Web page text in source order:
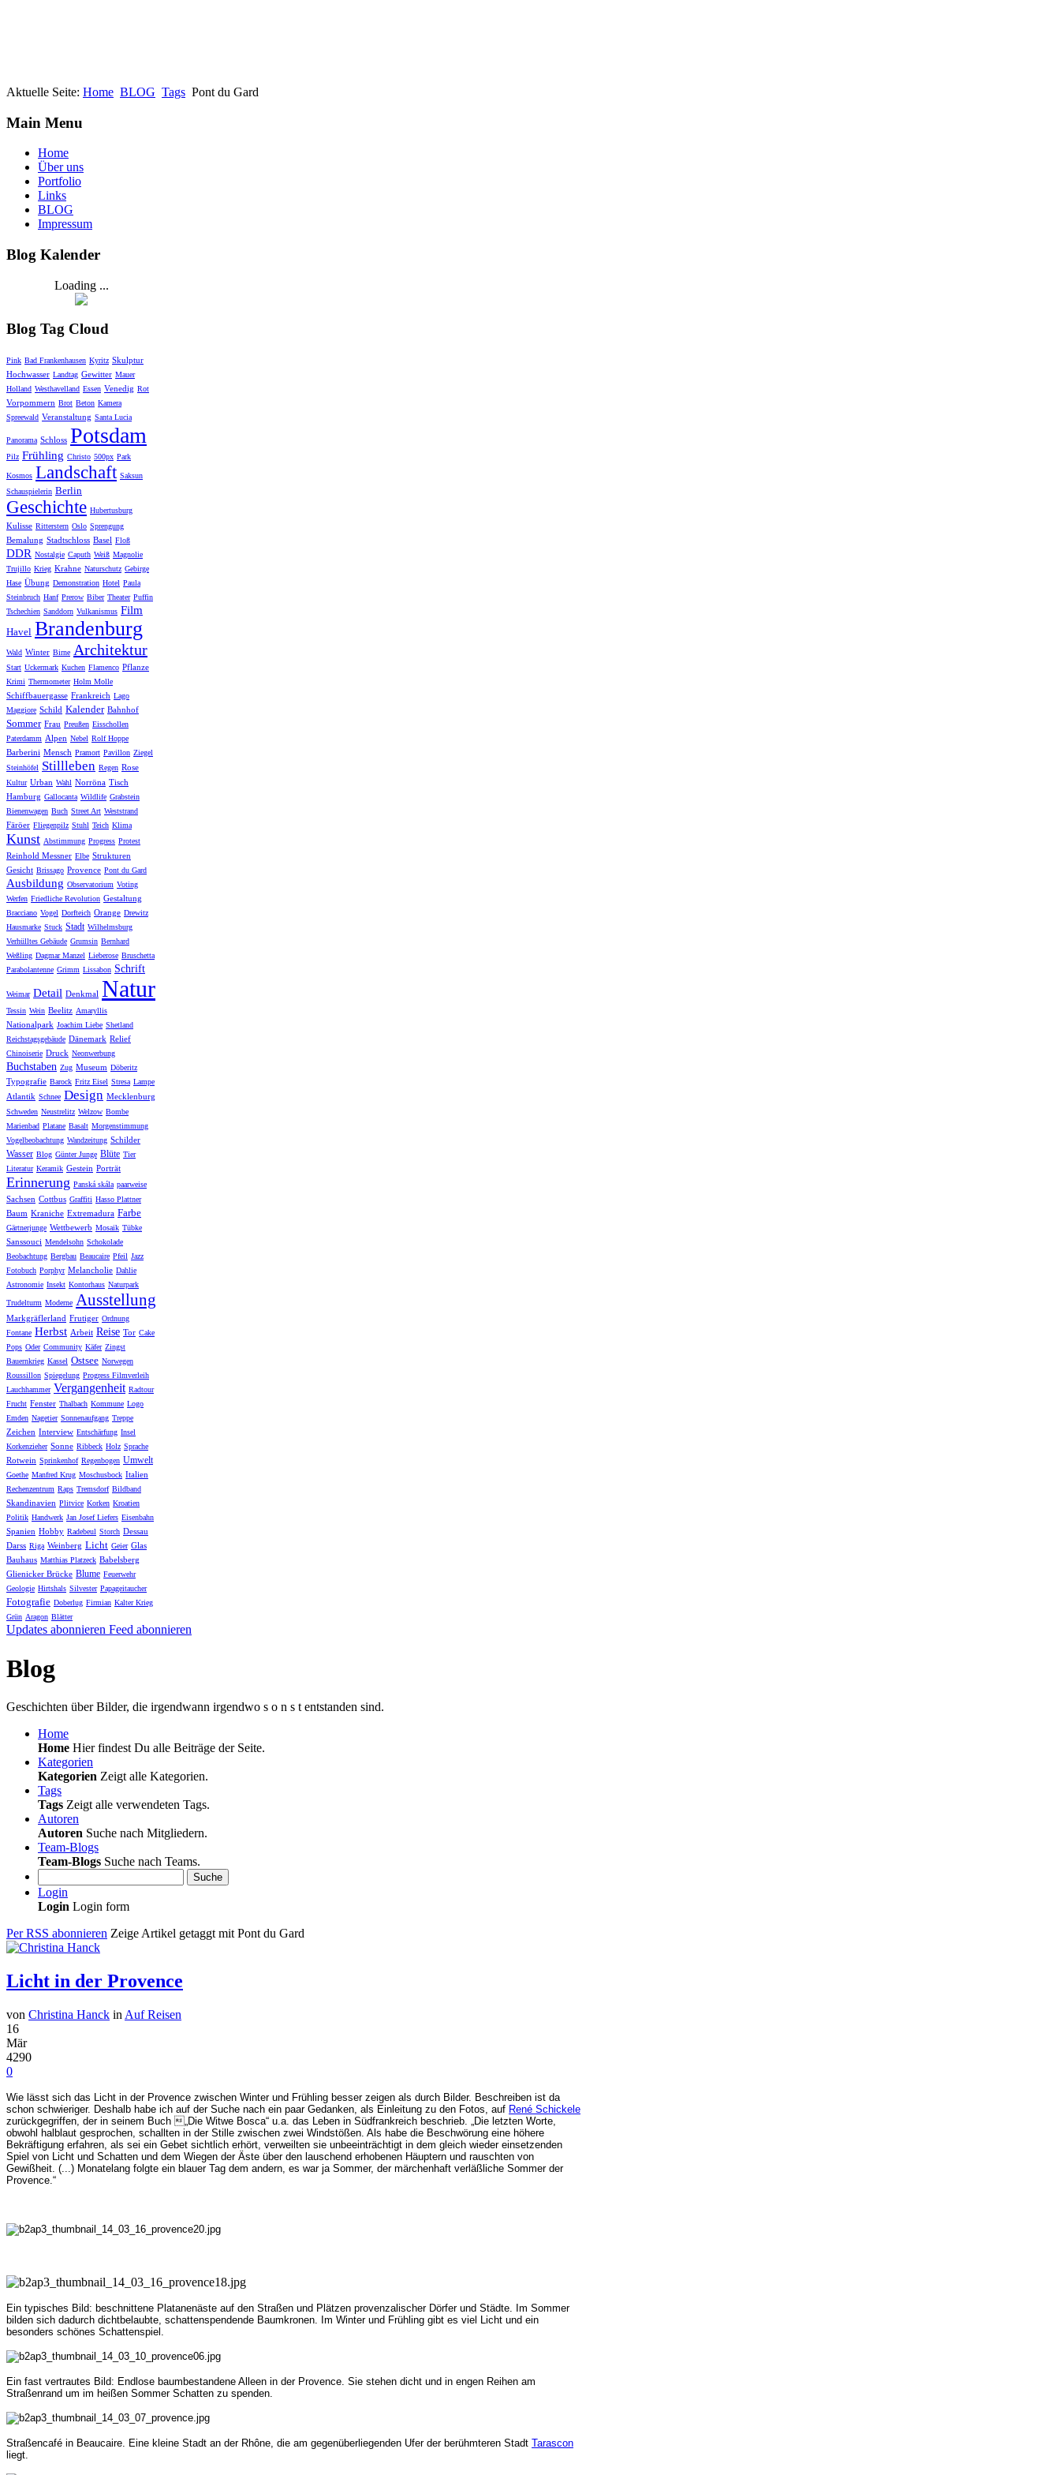
Aktuelle Seite: Home BLOG Tags Pont du Gard
Main Menu
Home
Über uns
Portfolio
Links
BLOG
Impressum
Blog Kalender
Loading ...
Blog Tag Cloud
Pink Bad Frankenhausen Kyritz Skulptur
Hochwasser Landtag Gewitter Mauer
Holland Westhavelland Essen Venedig Rot
Vorpommern Brot Beton Kamera
Spreewald Veranstaltung Santa Lucia
Panorama Schloss Potsdam
Pilz Frühling Christo 500px Park
Kosmos Landschaft Saksun
Schauspielerin Berlin
Geschichte Hubertusburg
Kulisse Ritterstern Oslo Sprengung
Bemalung Stadtschloss Basel Floß
DDR Nostalgie Caputh Weiß Magnolie
Trujillo Krieg Krahne Naturschutz Gebirge
Hase Übung Demonstration Hotel Paula
Steinbruch Hanf Prerow Biber Theater Puffin
Tschechien Sanddorn Vulkanismus Film
Havel Brandenburg
Wald Winter Birne Architektur
Start Uckermark Kuchen Flamenco Pflanze
Krimi Thermometer Holm Molle
Schiffbauergasse Frankreich Lago
Maggiore Schild Kalender Bahnhof
Sommer Frau Preußen Eisschollen
Paterdamm Alpen Nebel Rolf Hoppe
Barberini Mensch Pramort Pavillon Ziegel
Steinhöfel Stillleben Regen Rose
Kultur Urban Wahl Norröna Tisch
Hamburg Gallocanta Wildlife Grabstein
Bienenwagen Buch Street Art Weststrand
Färöer Fliegenpilz Stuhl Teich Klima
Kunst Abstimmung Progress Protest
Reinhold Messner Elbe Strukturen
Gesicht Brissago Provence Pont du Gard
Ausbildung Observatorium Voting
Werfen Friedliche Revolution Gestaltung
Bracciano Vogel Dorfteich Orange Drewitz
Hausmarke Stuck Stadt Wilhelmsburg
Verhülltes Gebäude Grumsin Bernhard
Weßling Dagmar Manzel Lieberose Bruschetta
Parabolantenne Grimm Lissabon Schrift
Weimar Detail Denkmal Natur
Tessin Wein Beelitz Amaryllis
Nationalpark Joachim Liebe Shetland
Reichstagsgebäude Dänemark Relief
Chinoiserie Druck Neonwerbung
Buchstaben Zug Museum Döberitz
Typografie Barock Fritz Eisel Stresa Lampe
Atlantik Schnee Design Mecklenburg
Schweden Neustrelitz Welzow Bombe
Marienbad Platane Basalt Morgenstimmung
Vogelbeobachtung Wandzeitung Schilder
Wasser Blog Günter Junge Blüte Tier
Literatur Keramik Gestein Porträt
Erinnerung Panská skála paarweise
Sachsen Cottbus Graffiti Hasso Plattner
Baum Kraniche Extremadura Farbe
Gärtnerjunge Wettbewerb Mosaik Tübke
Sanssouci Mendelsohn Schokolade
Beobachtung Bergbau Beaucaire Pfeil Jazz
Fotobuch Porphyr Melancholie Dahlie
Astronomie Insekt Kontorhaus Naturpark
Trudelturm Moderne Ausstellung
Markgräflerland Frutiger Ordnung
Fontane Herbst Arbeit Reise Tor Cake
Pops Oder Community Käfer Zingst
Bauernkrieg Kassel Ostsee Norwegen
Roussillon Spiegelung Progress Filmverleih
Lauchhammer Vergangenheit Radtour
Frucht Fenster Thalbach Kommune Logo
Emden Nagetier Sonnenaufgang Treppe
Zeichen Interview Entschärfung Insel
Korkenzieher Sonne Ribbeck Holz Sprache
Rotwein Sprinkenhof Regenbogen Umwelt
Goethe Manfred Krug Moschusbock Italien
Rechenzentrum Raps Tremsdorf Bildband
Skandinavien Plitvice Korken Kroatien
Politik Handwerk Jan Josef Liefers Eisenbahn
Spanien Hobby Radebeul Storch Dessau
Darss Riga Weinberg Licht Geier Glas
Bauhaus Matthias Platzeck Babelsberg
Glienicker Brücke Blume Feuerwehr
Geologie Hirtshals Silvester Papageitaucher
Fotografie Doberlug Firmian Kalter Krieg
Grün Aragon Blätter
Updates abonnieren Feed abonnieren
Blog
Geschichten über Bilder, die irgendwann irgendwo s o n s t entstanden sind.
Home
Home Hier findest Du alle Beiträge der Seite.
Kategorien
Kategorien Zeigt alle Kategorien.
Tags
Tags Zeigt alle verwendeten Tags.
Autoren
Autoren Suche nach Mitgliedern.
Team-Blogs
Team-Blogs Suche nach Teams.
Suche
Login
Login Login form
Per RSS abonnieren Zeige Artikel getaggt mit Pont du Gard
Licht in der Provence
von Christina Hanck in Auf Reisen
16
Mär
4290
0
Wie lässt sich das Licht in der Provence zwischen Winter und Frühling besser zeigen als durch Bilder. Beschreiben ist da
schon schwieriger. Deshalb habe ich auf der Suche nach ein paar Gedanken, als Einleitung zu den Fotos, auf René Schickele
zurückgegriffen, der in seinem Buch „Die Witwe Bosca“ u.a. das Leben in Südfrankreich beschrieb. „Die letzten Worte,
obwohl halblaut gesprochen, schallten in der Stille zwischen zwei Windstößen. Als habe die Beschwörung eine höhere
Bekräftigung erfahren, als sei ein Gebet sichtlich erhört, verweilten sie unbeeinträchtigt in dem gleich wieder einsetzenden
Spiel von Licht und Schatten und dem Wiegen der Äste über den lauschend erhobenen Häuptern und rauschten von
Gewißheit. (...) Monatelang folgte ein blauer Tag dem andern, es war ja Sommer, der märchenhaft verläßliche Sommer der
Provence.“
Ein typisches Bild: beschnittene Platanenäste auf den Straßen und Plätzen provenzalischer Dörfer und Städte. Im Sommer
bilden sich dadurch dichtbelaubte, schattenspendende Baumkronen. Im Winter und Frühling gibt es viel Licht und ein
besonders schönes Schattenspiel.
Ein fast vertrautes Bild: Endlose baumbestandene Alleen in der Provence. Sie stehen dicht und in engen Reihen am
Straßenrand um im heißen Sommer Schatten zu spenden.
Straßencafé in Beaucaire. Eine kleine Stadt an der Rhône, die am gegenüberliegenden Ufer der berühmteren Stadt Tarascon
liegt.